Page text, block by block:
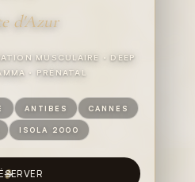
d'Azur
MUSCULAIRE · DEEP
· PRÉNATAL
ANTIBES CANNES
ISOLA 2000